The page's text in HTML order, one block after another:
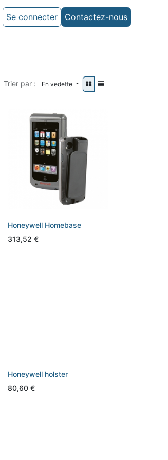
Se connecter Contactez-nous
Trier par : En vedette
Honeywell Homebase
313,52 €
Honeywell holster
80,60 €